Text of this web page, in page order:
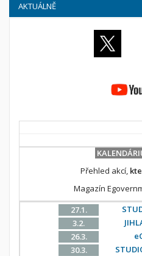
AKTUÁLNĚ
Přehled akcí,
Magazín
27.1.
3.2.
26.3.
30.3.